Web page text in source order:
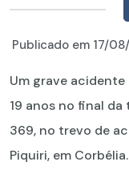
Publicado em 17/
Um grave
19 anos no final
369, no trevo de
Piquiri, em Corbélia.